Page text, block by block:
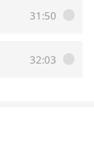
31:50
32:03